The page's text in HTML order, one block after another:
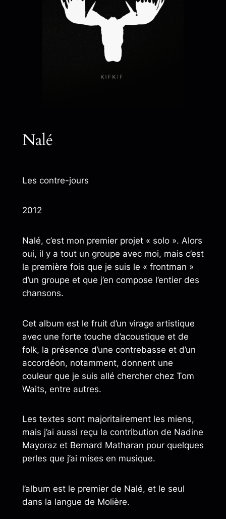
Nalé
Les contre-jours
2012
Nalé, c’est mon premier projet « solo ». Alors
oui, il y a tout un groupe avec moi, mais c’est
la première fois que je suis le « frontman »
d’un groupe et que j’en compose l’entier des
chansons.
Cet album est le fruit d’un virage artistique
avec une forte touche d’acoustique et de
folk, la présence d’une contrebasse et d’un
accordéon, notamment, donnent une
couleur que je suis allé chercher chez Tom
Waits, entre autres.
Les textes sont majoritairement les miens,
mais j’ai aussi reçu la contribution de Nadine
Mayoraz et Bernard Matharan pour quelques
perles que j’ai mises en musique.
l’album est le premier de Nalé, et le seul
dans la langue de Molière.